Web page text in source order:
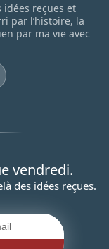
idées reçues et
par l’histoire, la
par ma vie avec
vendredi.
des idées reçues.